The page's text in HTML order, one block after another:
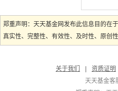
郑重声明：天天基金网发布此信息目的在
真实性、完整性、有效性、及时性、原创
关于我们
资质证明
天天基金客